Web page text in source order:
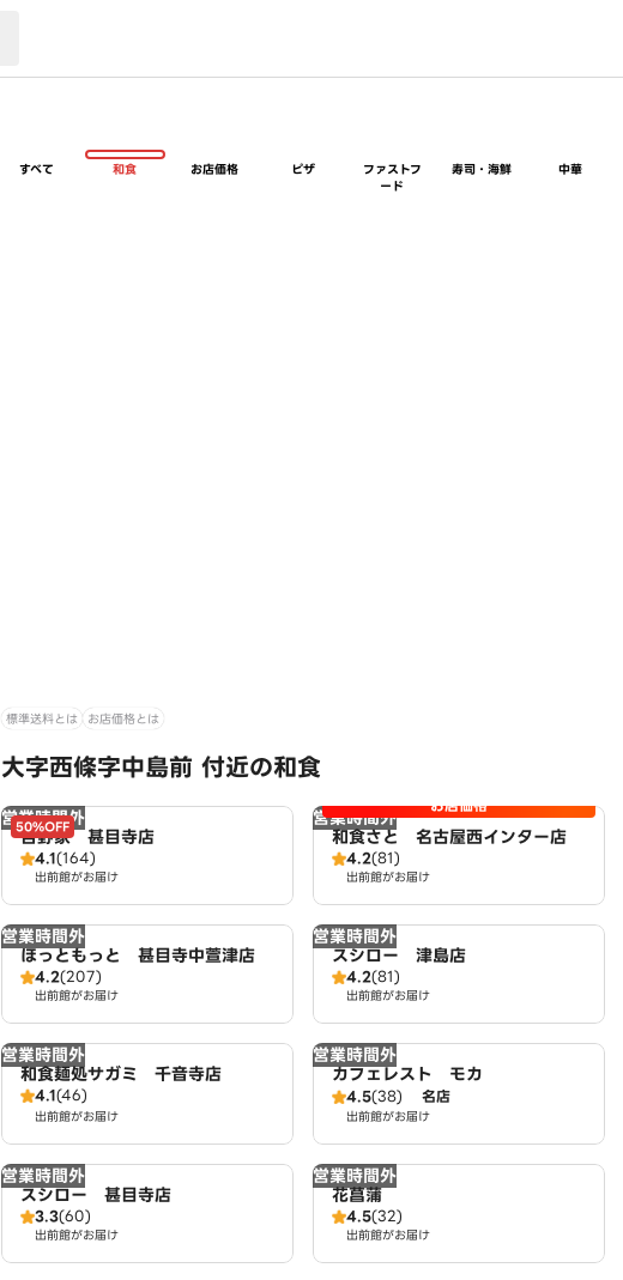
すべて 和食 お店価格 ピザ
ファストフ
ード
寿司・海鮮 中華
標準送料とは お店価格とは
大字西條字中島前 付近の和食
営業時間外
50%OFF
吉野家 甚目寺店
4.1(164)
出前館がお届け
営業時間外 お店価格
和食さと 名古屋西インター店
4.2(81)
出前館がお届け
営業時間外
ほっともっと 甚目寺中萱津店
4.2(207)
出前館がお届け
営業時間外
スシロー 津島店
4.2(81)
出前館がお届け
営業時間外
和食麺処サガミ 千音寺店
4.1(46)
出前館がお届け
営業時間外
カフェレスト モカ
4.5(38) 名店
出前館がお届け
営業時間外
スシロー 甚目寺店
3.3(60)
出前館がお届け
営業時間外
花菖蒲
4.5(32)
出前館がお届け